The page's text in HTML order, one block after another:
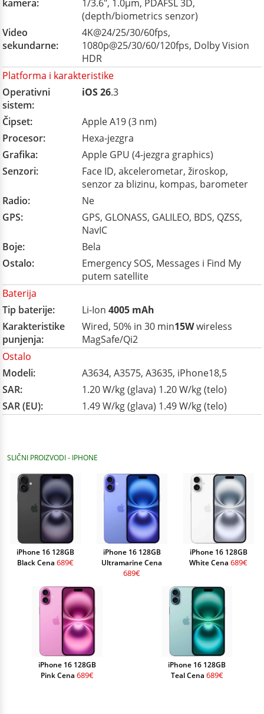
kamera:
1/3.6", 1.0µm, PDAFSL 3D,
(depth/biometrics senzor)
Video
sekundarne:
4K@24/25/30/60fps,
1080p@25/30/60/120fps, Dolby Vision
HDR
Platforma i karakteristike
Operativni
sistem:
iOS 26.3
Čipset:
Apple A19 (3 nm)
Procesor:
Hexa-jezgra
Grafika:
Apple GPU (4-jezgra graphics)
Senzori:
Face ID, akcelerometar, žiroskop,
senzor za blizinu, kompas, barometer
Radio:
Ne
GPS:
GPS, GLONASS, GALILEO, BDS, QZSS,
NavIC
Boje:
Bela
Ostalo:
Emergency SOS, Messages i Find My
putem satellite
Baterija
Tip baterije:
Li-Ion 4005 mAh
Karakteristike
punjenja:
Wired, 50% in 30 min15Wwireless
MagSafe/Qi2
Ostalo
Modeli:
A3634, A3575, A3635, iPhone18,5
SAR:
1.20 W/kg (glava) 1.20 W/kg (telo)
SAR (EU):
1.49 W/kg (glava) 1.49 W/kg (telo)
SLIČNI PROIZVODI - IPHONE
iPhone 16 128GB
Black Cena 689€
iPhone 16 128GB
Ultramarine Cena
689€
iPhone 16 128GB
White Cena 689€
iPhone 16 128GB
Pink Cena 689€
iPhone 16 128GB
Teal Cena 689€